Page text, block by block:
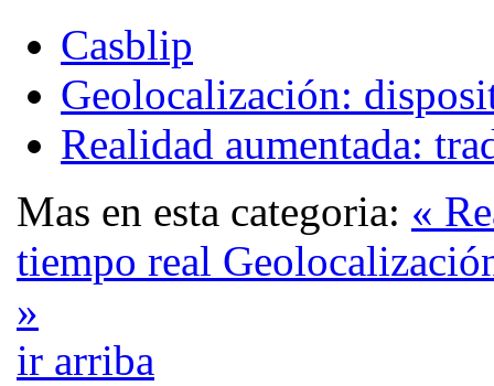
Casblip
Geolocalización:
Realidad aumentada:
Mas en esta categoria: «
tiempo real
»
ir arriba